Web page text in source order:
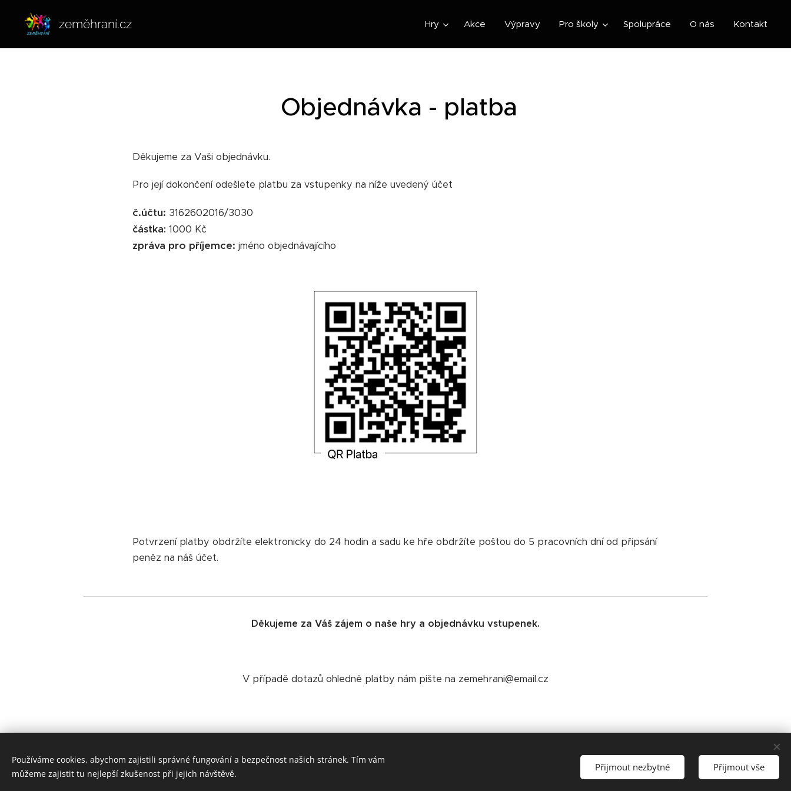
zeměhraní.cz Hry Akce Výpravy Pro školy Spolupráce O nás Kontakt
Objednávka - platba
Děkujeme za Vaši objednávku.
Pro její dokončení odešlete platbu za vstupenky na níže uvedený účet
č.účtu: 3162602016/3030
částka: 1000 Kč
zpráva pro příjemce: jméno objednávajícího
Potvrzení platby obdržíte elektronicky do 24 hodin a sadu ke hře obdržíte poštou do 5 pracovních dní od připsání
peněz na náš účet.
Děkujeme za Váš zájem o naše hry a objednávku vstupenek.
V případě dotazů ohledně platby nám pište na zemehrani@email.cz
2020 - 2026 Zeměhraní | Všechna práva vyhrazena.
Používáme cookies, abychom zajistili správné fungování a bezpečnost našich stránek. Tím vám
můžeme zajistit tu nejlepší zkušenost při jejich návštěvě.
Přijmout nezbytné Přijmout vše